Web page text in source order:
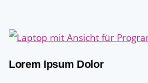
Lorem Ipsum Dolor